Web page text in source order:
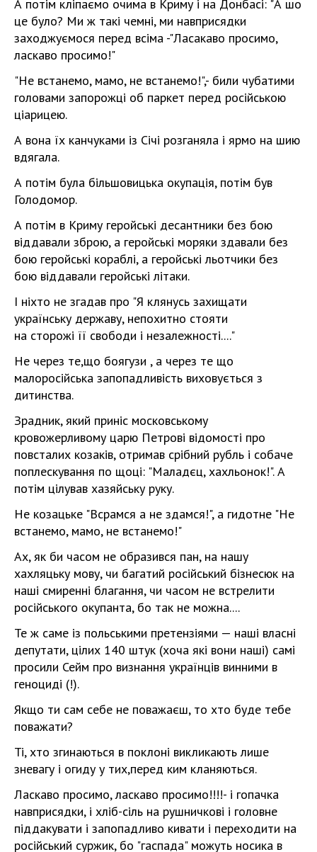
А потім кліпаємо очима в Криму і на Донбасі: "А шо
це було? Ми ж такі чемні, ми навприсядки
заходжуємося перед всіма -"Ласакаво просимо,
ласкаво просимо!"
"Не встанемо, мамо, не встанемо!",- били чубатими
головами запорожці об паркет перед російською
ціарицею.
А вона їх канчуками із Січі розганяла і ярмо на шию
вдягала.
А потім була більшовицька окупація, потім був
Голодомор.
А потім в Криму геройські десантники без бою
віддавали зброю, а геройські моряки здавали без
бою геройські кораблі, а геройські льотчики без
бою віддавали геройські літаки.
І ніхто не згадав про "Я клянусь захищати
українську державу, непохитно стояти
на сторожі її свободи і незалежності...."
Не через те,що боягузи , а через те що
малоросійська запопадливість виховується з
дитинства.
Зрадник, який приніс московському
кровожерливому царю Петрові відомості про
повсталих козаків, отримав срібний рубль і собаче
поплескування по щоці: "Маладєц, хахльонок!". А
потім цілував хазяйську руку.
Не козацьке "Всрамся а не здамся!", а гидотне "Не
встанемо, мамо, не встанемо!"
Ах, як би часом не образився пан, на нашу
хахляцьку мову, чи багатий російський бізнесюк на
наші смиренні благання, чи часом не встрелити
російського окупанта, бо так не можна....
Те ж саме із польськими претензіями — наші власні
депутати, цілих 140 штук (хоча які вони наші) самі
просили Сейм про визнання українців винними в
геноциді (!).
Якщо ти сам себе не поважаєш, то хто буде тебе
поважати?
Ті, хто згинаються в поклоні викликають лише
зневагу і огиду у тих,перед ким кланяються.
Ласкаво просимо, ласкаво просимо!!!!- і гопачка
навприсядки, і хліб-сіль на рушничкові і головне
піддакувати і запопадливо кивати і переходити на
російський суржик, бо "гаспада" можуть носика в